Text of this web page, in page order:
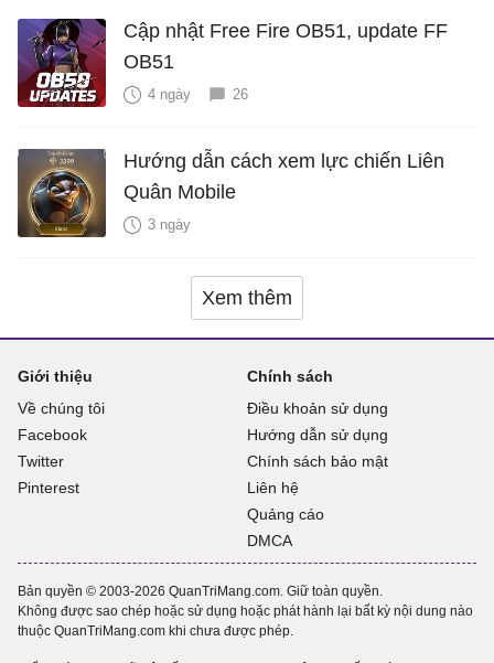
Cập nhật Free Fire OB51, update FF
OB51
4 ngày 26
Hướng dẫn cách xem lực chiến Liên
Quân Mobile
3 ngày
Xem thêm
Giới thiệu
Về chúng tôi
Facebook
Twitter
Pinterest
Chính sách
Điều khoản sử dụng
Hướng dẫn sử dụng
Chính sách bảo mật
Liên hệ
Quảng cáo
DMCA
Bản quyền © 2003-2026 QuanTriMang.com. Giữ toàn quyền.
Không được sao chép hoặc sử dụng hoặc phát hành lại bất kỳ nội dung nào
thuộc QuanTriMang.com khi chưa được phép.